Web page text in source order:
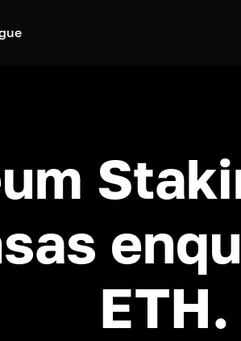
ETH.